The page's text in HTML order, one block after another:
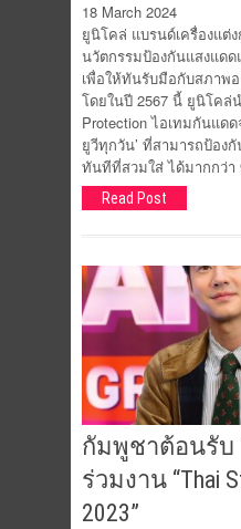
18 March 2024
ยูนิโคล่ แบรนด์เครื่องแต่
นวัตกรรมป้องกันแสงแด
เพื่อให้ทันรับมือกับสภาพ
โดยในปี 2567 นี้ ยูนิโคล่
Protection ไอเทมกันแด
ยูวีทุกวัน’ ที่สามารถป้อง
ทันทีที่สวมใส่ ได้มากกว่า
Read Post
กัมพูชาต้อนรับ
ร่วมงาน “Thai
2023”